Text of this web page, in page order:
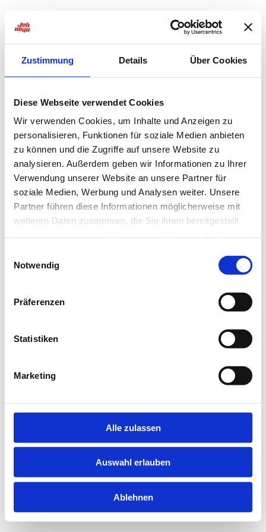
Zustimmung Details Über Cookies
Diese Webseite verwendet Cookies
Wir verwenden Cookies, um Inhalte und Anzeigen zu
personalisieren, Funktionen für soziale Medien anbieten
zu können und die Zugriffe auf unsere Website zu
analysieren. Außerdem geben wir Informationen zu Ihrer
Verwendung unserer Website an unsere Partner für
soziale Medien, Werbung und Analysen weiter. Unsere
Partner führen diese Informationen möglicherweise mit
weiteren Daten zusammen, die Sie ihnen bereitgestellt
Notwendig
Präferenzen
Statistiken
Marketing
Alle zulassen
Auswahl erlauben
Ablehnen
loadingjobninja.com
for more